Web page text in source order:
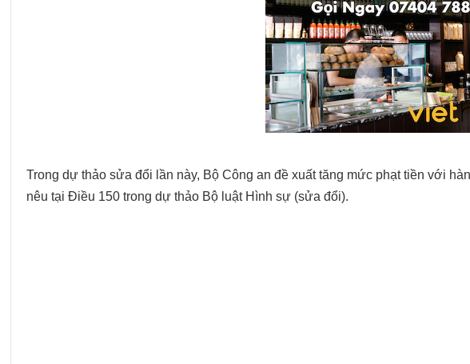
Trong dự thảo sửa đổi lần này, Bộ Công an đề xuất tăng mức phạt tiền với
nêu tại Điều 150 trong dự thảo Bộ luật Hình sự (sửa đổi).